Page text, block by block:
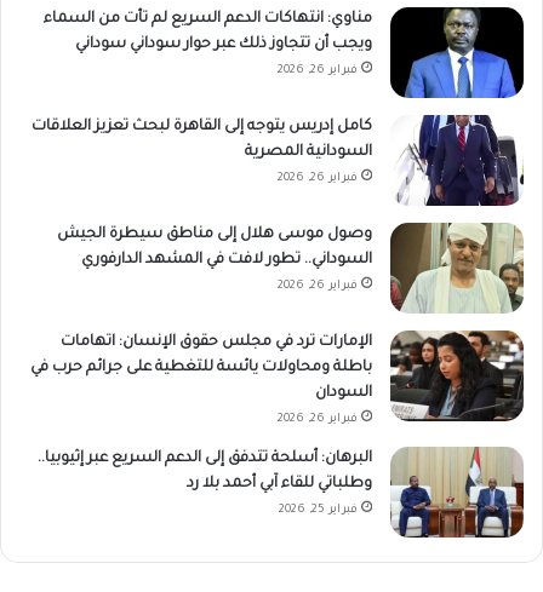
مناوي: انتهاكات الدعم السريع لم تأت من السماء
ويجب أن تتجاوز ذلك عبر حوار سوداني سوداني
فبراير 26, 2026
كامل إدريس يتوجه إلى القاهرة لبحث تعزيز العلاقات
السودانية المصرية
فبراير 26, 2026
وصول موسى هلال إلى مناطق سيطرة الجيش
السوداني.. تطور لافت في المشهد الدارفوري
فبراير 26, 2026
الإمارات ترد في مجلس حقوق الإنسان: اتهامات
باطلة ومحاولات يائسة للتغطية على جرائم حرب في
السودان
فبراير 26, 2026
البرهان: أسلحة تتدفق إلى الدعم السريع عبر إثيوبيا..
وطلباتي للقاء آبي أحمد بلا رد
فبراير 25, 2026